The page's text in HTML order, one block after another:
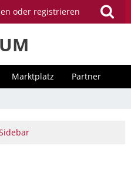
oder registrieren
Marktplatz Partner